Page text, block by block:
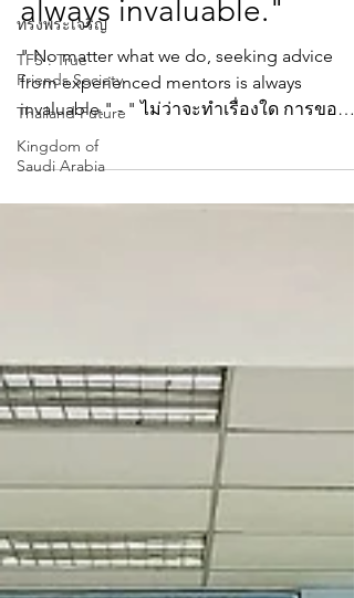
ทรงพระเจริญ
TFS : True
Friends Society
Thailand Future
Kingdom of
Saudi Arabia
experienced mentors is
always invaluable."
" No matter what we do, seeking advice
from experienced mentors is always
invaluable." - " ไม่ว่าจะทำเรื่องใด การขอคำ